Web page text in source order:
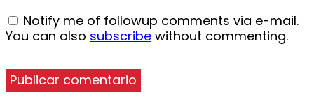
Notify me of followup comments via e-mail.
You can also subscribe without commenting.